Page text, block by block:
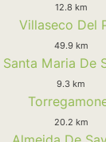
12.8 km
Villaseco Del
49.9 km
Santa Maria De
9.3 km
20.2 km